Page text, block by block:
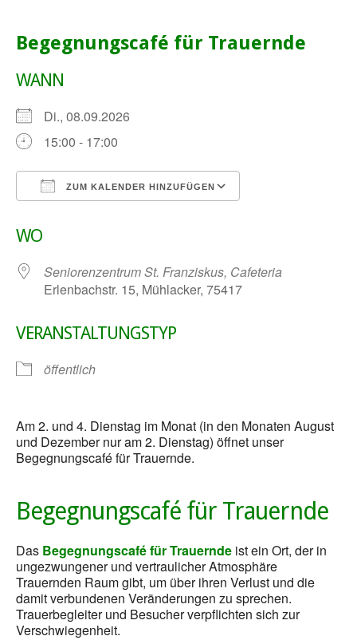
Begegnungscafé für Trauernde
WANN
Di., 08.09.2026
15:00 - 17:00
ZUM KALENDER HINZUFÜGEN
WO
Seniorenzentrum St. Franziskus, Cafeteria
Erlenbachstr. 15, Mühlacker, 75417
VERANSTALTUNGSTYP
öffentlich
Am 2. und 4. Dienstag im Monat (in den Monaten August
und Dezember nur am 2. Dienstag) öffnet unser
Begegnungscafé für Trauernde.
Begegnungscafé für Trauernde
Das Begegnungscafé für Trauernde ist ein Ort, der in
ungezwungener und vertraulicher Atmosphäre
Trauernden Raum gibt, um über ihren Verlust und die
damit verbundenen Veränderungen zu sprechen.
Trauerbegleiter und Besucher verpflichten sich zur
Verschwiegenheit.